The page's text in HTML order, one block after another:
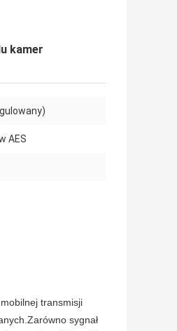
kamer
AES
transmisji
sygnał